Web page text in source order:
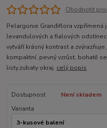
Ohodnotit
Pelargonie Grandiflora vzpřímená
levandulových a fialových
vytváří krásný kontrast a
kompaktní, pevný vzrůst, bohatě
listy,zubaty okraj. celý popis
Dostupnost
Není skladem
Varianta